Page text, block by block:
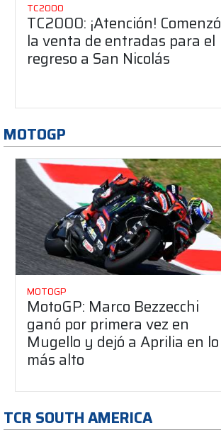
TC2000
TC2000: ¡Atención! Comenzó
la venta de entradas para el
regreso a San Nicolás
MOTOGP
MOTOGP
MotoGP: Marco Bezzecchi
ganó por primera vez en
Mugello y dejó a Aprilia en lo
más alto
TCR SOUTH AMERICA